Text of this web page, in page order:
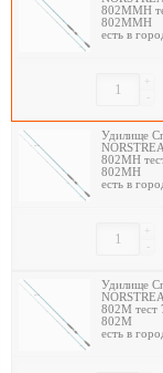
802MMH
802MMH
есть в
-
+
Удилище
802MH
802MH
есть в
-
+
Удилище
802M тест
802M
есть в